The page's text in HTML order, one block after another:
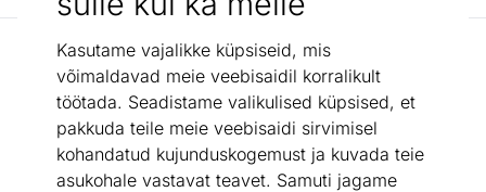
Kasutame vajalikke küpsiseid, mis
võimaldavad meie veebisaidil korralikult
töötada. Seadistame valikulised küpsised, et
pakkuda teile meie veebisaidi sirvimisel
kohandatud kujunduskogemust ja kuvada teie
asukohale vastavat teavet. Samuti jagame
Pesukastiga nurgadiivanvoodid / Nurgadiivanvoodi